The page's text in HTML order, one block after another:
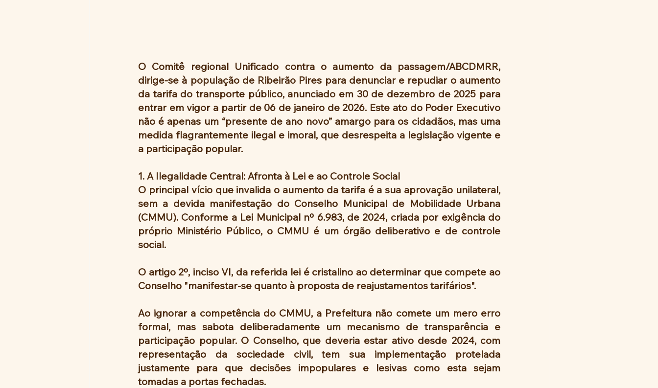
O Comitê regional Unificado contra o aumento da passagem/ABCDMRR,
dirige-se à população de Ribeirão Pires para denunciar e repudiar o aumento
da tarifa do transporte público, anunciado em 30 de dezembro de 2025 para
entrar em vigor a partir de 06 de janeiro de 2026. Este ato do Poder Executivo
não é apenas um “presente de ano novo” amargo para os cidadãos, mas uma
medida flagrantemente ilegal e imoral, que desrespeita a legislação vigente e
a participação popular.
1. A Ilegalidade Central: Afronta à Lei e ao Controle Social
O principal vício que invalida o aumento da tarifa é a sua aprovação unilateral,
sem a devida manifestação do Conselho Municipal de Mobilidade Urbana
(CMMU). Conforme a Lei Municipal nº 6.983, de 2024, criada por exigência do
próprio Ministério Público, o CMMU é um órgão deliberativo e de controle
social.
O artigo 2º, inciso VI, da referida lei é cristalino ao determinar que compete ao
Conselho "manifestar-se quanto à proposta de reajustamentos tarifários".
Ao ignorar a competência do CMMU, a Prefeitura não comete um mero erro
formal, mas sabota deliberadamente um mecanismo de transparência e
participação popular. O Conselho, que deveria estar ativo desde 2024, com
representação da sociedade civil, tem sua implementação protelada
justamente para que decisões impopulares e lesivas como esta sejam
tomadas a portas fechadas.